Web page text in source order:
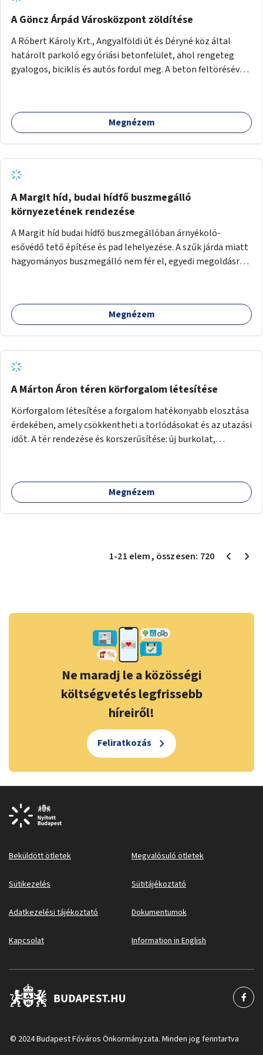
A Göncz Árpád Városközpont zöldítése
A Róbert Károly Krt., Angyalföldi út és Déryné köz által
határolt parkoló egy óriási betonfelület, ahol rengeteg
gyalogos, biciklis és autós fordul meg. A beton feltörésével,
menti járda és a parkoló közé kellene egy zöld sáv,
virágágyásokkal a meglévő fák alá, a lakóépület felőli két
Megnézem
A Margit híd, budai hídfő buszmegálló
környezetének rendezése
A Margit híd budai hídfő buszmegállóban árnyékoló-
esővédő tető építése és pad lehelyezése. A szűk járda miatt
hagyományos buszmegálló nem fér el, egyedi megoldásra
Megnézem
A Márton Áron téren körforgalom létesítése
Körforgalom létesítése a forgalom hatékonyabb elosztása
érdekében, amely csökkentheti a torlódásokat és az utazási
időt. A tér rendezése és korszerűsítése: új burkolat,
időznek.
Megnézem
1-21 elem, összesen: 720
Ne maradj le a közösségi
költségvetés legfrissebb
híreiről!
Feliratkozás
Beküldött ötletek Megvalósuló ötletek
Sütikezelés Sütitájékoztató
Adatkezelési tájékoztató Dokumentumok
Kapcsolat Information in English
© 2024 Budapest Főváros Önkormányzata. Minden jog fenntartva